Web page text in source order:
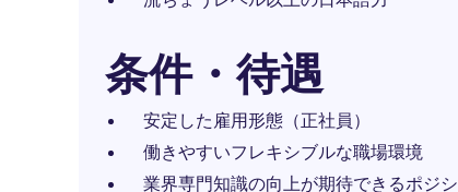
条件・待遇
安定した雇用形態（正社員）
働きやすいフレキシブルな職場環境
業界専門知識の向上が期待できるポジ